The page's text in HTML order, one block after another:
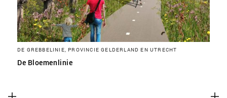
DE GREBBELINIE, PROVINCIE GELDERLAND EN UTRECHT
De Bloemenlinie